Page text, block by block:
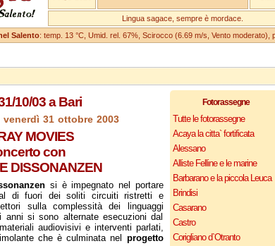
Lingua sagace, sempre è mordace.
Salento: temp. 13 °C, Umid. rel. 67%, Scirocco (6.69 m/s, Vento moderato),
Fotorassegne
Tutte le fotorassegne
Acaya la citta` fortificata
Alessano
Alliste Felline e le marine
Barbarano e la piccola Leuca
Brindisi
Casarano
Castro
Corigliano d`Otranto
10/03 a Bari
31 ottobre 2003
MOVIES
con
DISSONANZEN
si è impegnato nel portare
di fuori dei soliti circuiti ristretti e
sulla complessità dei linguaggi
si sono alternate esecuzioni dal
audiovisivi e interventi parlati,
che è culminata nel progetto